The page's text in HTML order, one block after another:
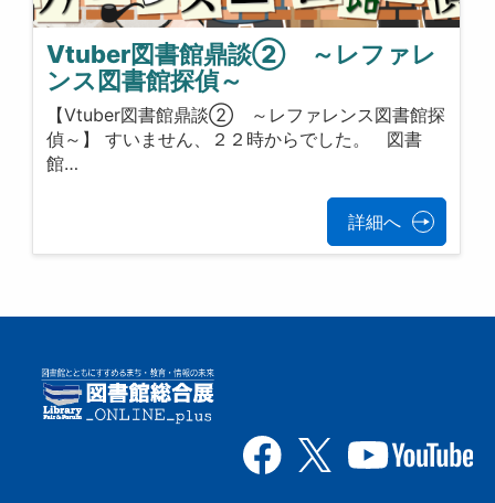
Vtuber図書館鼎談② ～レファレ
ンス図書館探偵～
【Vtuber図書館鼎談② ～レファレンス図書館探
偵～】 すいません、２２時からでした。 図書
館…
詳細へ